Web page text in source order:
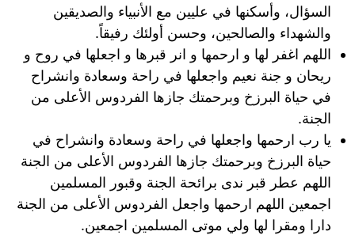
السؤال، وأسكنها في عليين مع الأنبياء والصديقين
والشهداء والصالحين، وحسن أولئك رفيقاً.
اللهم اغفر لها و ارحمها و انر قبرها و اجعلها في روح و
ريحان و جنة نعيم واجعلها في راحة وسعادة وانشراح
في حياة البرزخ وبرحمتك جازها الفردوس الأعلى من
الجنة.
يا رب ارحمها واجعلها في راحة وسعادة وانشراح في
حياة البرزخ وبرحمتك جازها الفردوس الأعلى من الجنة
اللهم عطر قبر ندى برائحة الجنة وقبور المسلمين
اجمعين اللهم ارحمها واجعل الفردوس الأعلى من الجنة
دارا ومقرا لها ولي موتى المسلمين اجمعين.